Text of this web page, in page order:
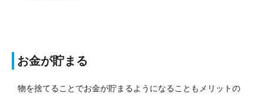
お金が貯まる
物を捨てることでお金が貯まるようになることもメリットの